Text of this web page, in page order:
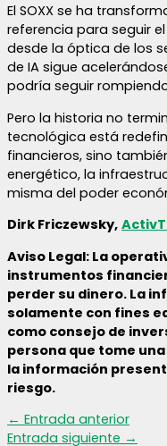
El SOXX se ha
referencia para seguir
desde la óptica de los
de IA sigue
podría seguir
Pero la historia no
tecnológica está
financieros, sino
energético, la
misma del poder
Dirk Friczewsky,
Aviso Legal: La
instrumentos
perder su dinero. La
solamente con fines
como consejo de
persona que tome
la información
riesgo.
← Entrada anterior
Entrada siguiente →